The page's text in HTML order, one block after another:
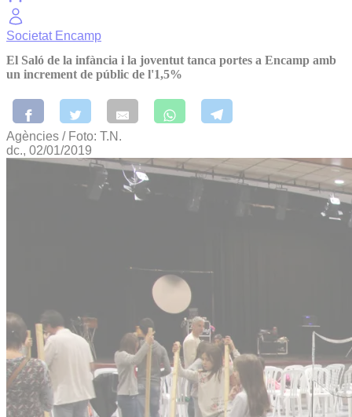
Societat Encamp
El Saló de la infància i la joventut tanca portes a Encamp amb
un increment de públic de l'1,5%
Agències / Foto: T.N.
dc., 02/01/2019